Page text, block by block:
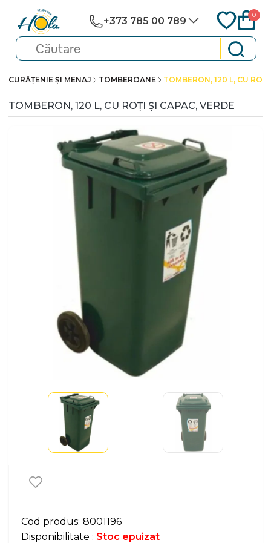
+373 785 00 789
0
CURĂȚENIE ȘI MENAJ TOMBEROANE TOMBERON, 120 L, CU ROȚI
TOMBERON, 120 L, CU ROȚI ȘI CAPAC, VERDE
Cod produs: 8001196
Disponibilitate : Stoc epuizat